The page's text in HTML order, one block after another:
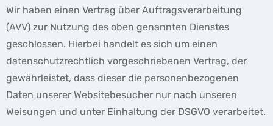
Wir haben einen Vertrag über Auftragsverarbeitung
(AVV) zur Nutzung des oben genannten Dienstes
geschlossen. Hierbei handelt es sich um einen
datenschutzrechtlich vorgeschriebenen Vertrag, der
gewährleistet, dass dieser die personenbezogenen
Daten unserer Websitebesucher nur nach unseren
Weisungen und unter Einhaltung der DSGVO verarbeitet.